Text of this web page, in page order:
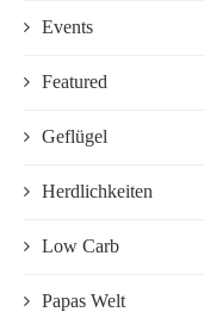
Events
Featured
Geflügel
Herdlichkeiten
Low Carb
Papas Welt